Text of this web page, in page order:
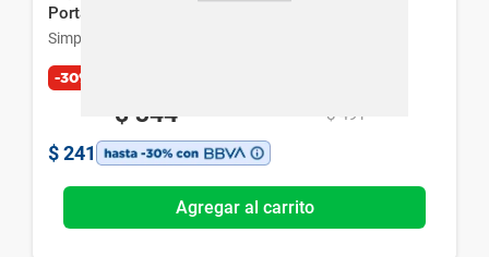
Portátil
Simplicity
-30%
$ 344 $ 491
$ 241
Agregar al carrito